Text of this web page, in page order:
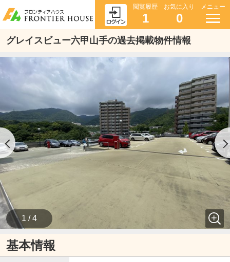
閲覧履歴
1
お気に入り
0
メニュー
グレイスビュー六甲山手の過去掲載物件情報
1 / 4
基本情報